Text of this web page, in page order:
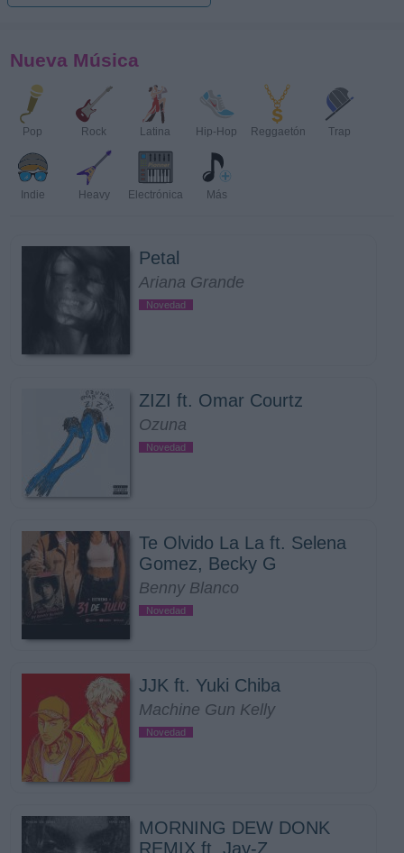
Nueva Música
Pop Rock Latina Hip-Hop Reggaetón Trap
Indie Heavy Electrónica Más
Petal
Ariana Grande
Novedad
ZIZI ft. Omar Courtz
Ozuna
Novedad
Te Olvido La La ft. Selena
Gomez, Becky G
Benny Blanco
Novedad
JJK ft. Yuki Chiba
Machine Gun Kelly
Novedad
MORNING DEW DONK
REMIX ft. Jay-Z